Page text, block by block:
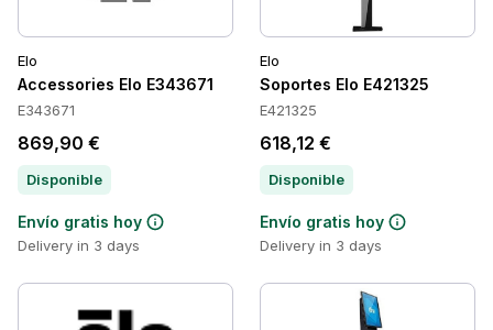
Elo
Accessories Elo E343671
E343671
869,90 €
Disponible
Envío gratis hoy
Delivery in 3 days
Elo
Soportes Elo E421325
E421325
618,12 €
Disponible
Envío gratis hoy
Delivery in 3 days